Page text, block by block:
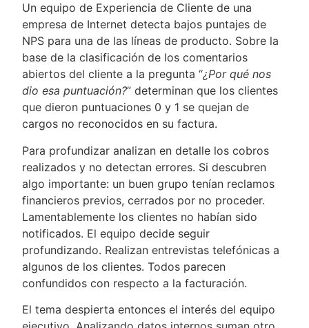
Un equipo de Experiencia de Cliente de una
empresa de Internet detecta bajos puntajes de
NPS para una de las líneas de producto. Sobre la
base de la clasificación de los comentarios
abiertos del cliente a la pregunta “¿Por qué nos
dio esa puntuación?” determinan que los clientes
que dieron puntuaciones 0 y 1 se quejan de
cargos no reconocidos en su factura.
Para profundizar analizan en detalle los cobros
realizados y no detectan errores. Si descubren
algo importante: un buen grupo tenían reclamos
financieros previos, cerrados por no proceder.
Lamentablemente los clientes no habían sido
notificados. El equipo decide seguir
profundizando. Realizan entrevistas telefónicas a
algunos de los clientes. Todos parecen
confundidos con respecto a la facturación.
El tema despierta entonces el interés del equipo